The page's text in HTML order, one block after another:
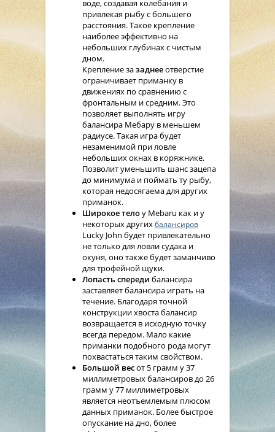
воде, создавая колебания и
привлекая рыбу с большего
расстояния. Такое крепление
наиболее эффективно на
небольших глубинах с чистым
дном.
Крепление зазаднееотверстие
ограничивает приманку в
движениях по сравнению с
фронтальным и средним. Это
позволяет выполнять игру
балансира Мебару в меньшем
радиусе. Такая игра будет
незаменимой при ловле
небольших окнах в коряжнике.
Позволит уменьшить шанс зацепа
до минимума и поймать ту рыбу,
которая недосягаема для других
приманок.
Широкое телоу Mebaru как и у
некоторых другихбалансиров
Lucky John будет привлекательно
не только для ловли судака и
окуня, оно также будет заманчиво
для трофейной щуки.
Лопасть спереди балансира
заставляет балансира играть на
течение. Благодаря точной
конструкции хвоста балансир
возвращается в исходную точку
всегда передом. Мало какие
приманки подобного рода могут
похвастаться таким свойством.
Большой весот 5 грамм у 37
миллиметровых балансиров до 26
грамм у 77 миллиметровых
является неотъемлемым плюсом
данных приманок. Более быстрое
опускание на дно, более